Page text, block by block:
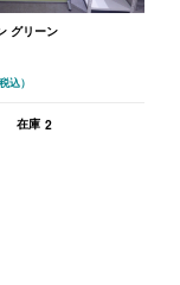
グリーン
税込）
在庫 2